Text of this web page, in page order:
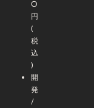
0
円
(
税
込
)
開
発
/